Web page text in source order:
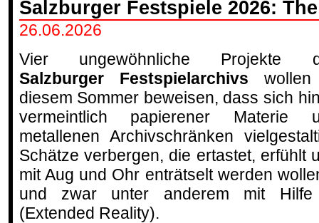
Salzburger Festspiele 2026:
26.06.2026
Vier ungewöhnliche Projekte
Salzburger Festspielarchivs
diesem Sommer beweisen, dass sich
vermeintlich papierener Materie
metallenen Archivschränken
Schätze verbergen, die ertastet, erfühlt
mit Aug und Ohr enträtselt werden
und zwar unter anderem mit Hilfe
(Extended Reality).